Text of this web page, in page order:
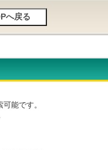
能です。